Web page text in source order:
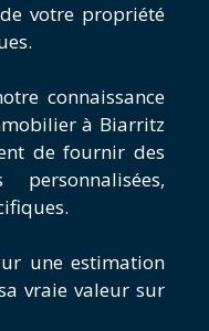
votre propriété
connaissance
à Biarritz
de fournir des
une estimation
vraie valeur sur